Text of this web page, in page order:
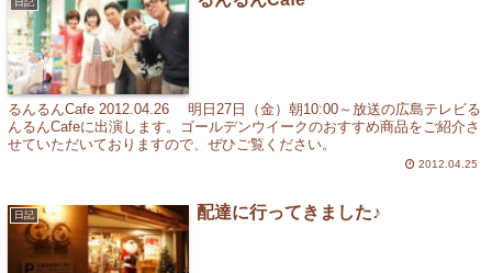
日記
るんるんCafe 2012.04.26 明日27日（金）朝10:00～放送の広島テレビる
んるんCafeに出演します。ゴールデンウイークのおすすめ商品をご紹介さ
せていただいておりますので、ぜひご覧ください。
2012.04.25
日記 配達に行ってきました♪